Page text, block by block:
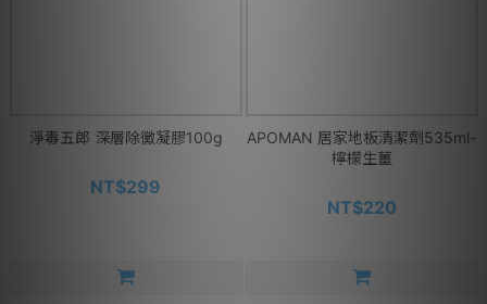
淨毒五郎 深層除黴凝膠100g
NT$299
APOMAN 居家地板清潔劑535ml-
檸檬生薑
NT$220